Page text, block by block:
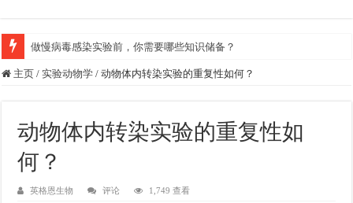
做慢病毒感染实验前，你需要哪些知识储备？
主页 / 实验动物学 / 动物体内转染实验的重复性如何？
动物体内转染实验的重复性如
何？
英格恩生物 评论 1,749 查看